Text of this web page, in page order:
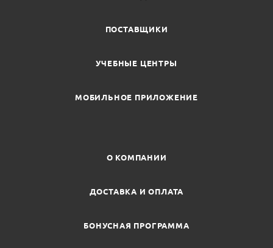
ПОСТАВЩИКИ
УЧЕБНЫЕ ЦЕНТРЫ
МОБИЛЬНОЕ ПРИЛОЖЕНИЕ
О КОМПАНИИ
ДОСТАВКА И ОПЛАТА
БОНУСНАЯ ПРОГРАММА